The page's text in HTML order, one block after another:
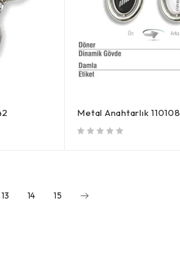
Metal Anahtarlık 110108
13 14 15